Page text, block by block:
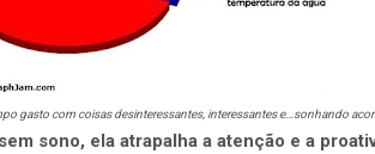
gasto com coisas desinteressantes, interessantes e…sonhando
sono, ela atrapalha a atenção e a